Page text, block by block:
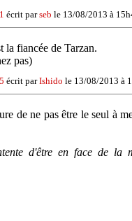
écrit parseb le 13/08/2013 à
la fiancée de Tarzan.
pas)
écrit parIshido le 13/08/2013 à
de ne pas être le seul à
d'être en face de la